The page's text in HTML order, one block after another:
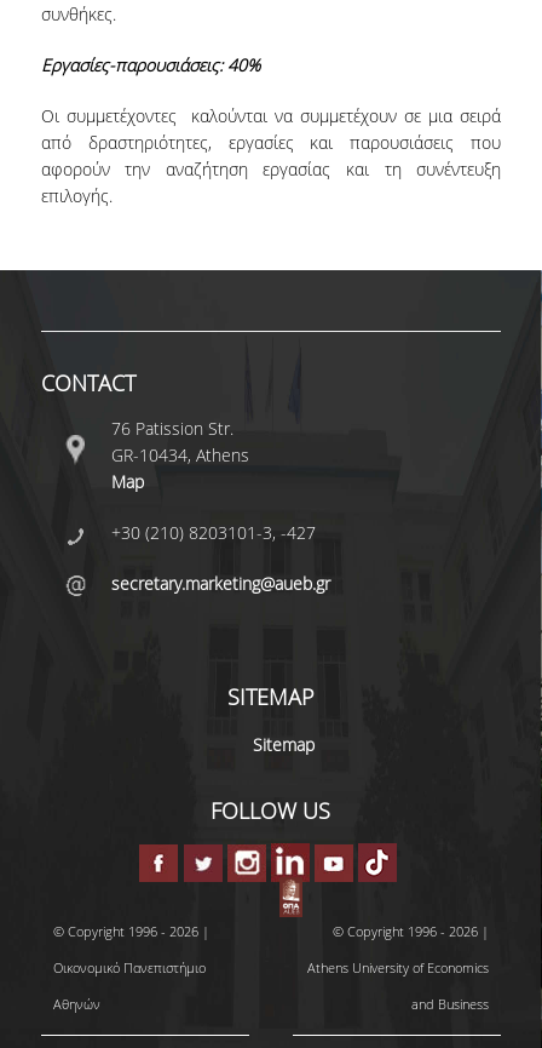
συνθήκες.
Εργασίες-παρουσιάσεις: 40%
Οι συμμετέχοντες καλούνται να συμμετέχουν σε μια σειρά
από δραστηριότητες, εργασίες και παρουσιάσεις που
αφορούν την αναζήτηση εργασίας και τη συνέντευξη
επιλογής.
CONTACT
76 Patission Str.
GR-10434, Athens
Map
+30 (210) 8203101-3, -427
secretary.marketing@aueb.gr
SITEMAP
Sitemap
FOLLOW US
© Copyright 1996 - 2026 |
Οικονομικό Πανεπιστήμιο
Αθηνών
© Copyright 1996 - 2026 |
Athens University of Economics
and Business